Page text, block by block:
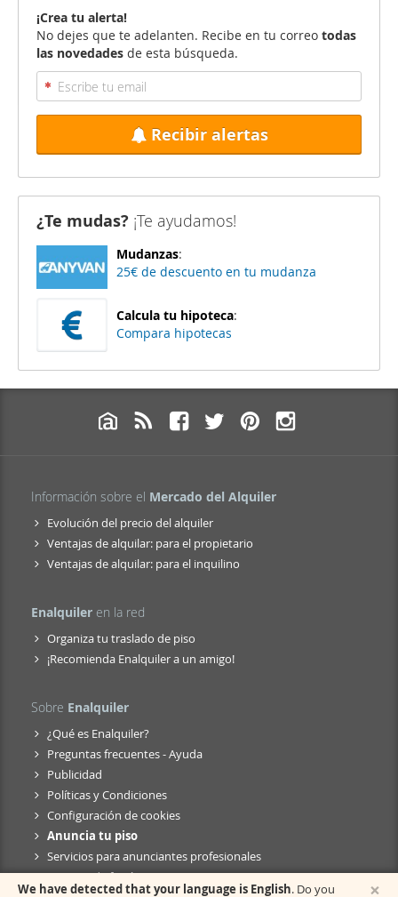
¡Crea tu alerta!
No dejes que te adelanten. Recibe en tu correo todas
las novedades de esta búsqueda.
Recibir alertas
¿Te mudas? ¡Te ayudamos!
Mudanzas:
25€ de descuento en tu mudanza
Calcula tu hipoteca:
Compara hipotecas
Información sobre el Mercado del Alquiler
Evolución del precio del alquiler
Ventajas de alquilar: para el propietario
Ventajas de alquilar: para el inquilino
Enalquiler en la red
Organiza tu traslado de piso
¡Recomienda Enalquiler a un amigo!
Sobre Enalquiler
¿Qué es Enalquiler?
Preguntas frecuentes - Ayuda
Publicidad
Políticas y Condiciones
Configuración de cookies
Anuncia tu piso
Servicios para anunciantes profesionales
Anuncio de fusión
×
We have detected that your language is English. Do you